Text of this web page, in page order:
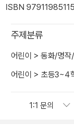
ISBN
주제분류
어린이 > 동화/명작
어린이 > 초등3~4